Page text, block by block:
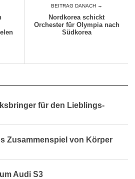
BEITRAG DANACH →
Nordkorea schickt
Orchester für Olympia nach
Südkorea
für den Lieblings-
Zusammenspiel von Körper
Audi S3